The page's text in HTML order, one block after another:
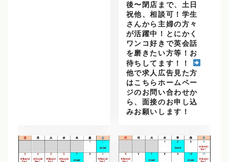
後〜閉店まで、土日
祝他、相談可！学生
さんから主婦の方々
が活躍中！とにかく
ワンコ好きで英会話
を磨きたい方等！お
待ちしてます！！
他で求人広告見た方
はこちらホームペー
ジのお問い合わせか
ら、面接のお申し込
みお願いします！